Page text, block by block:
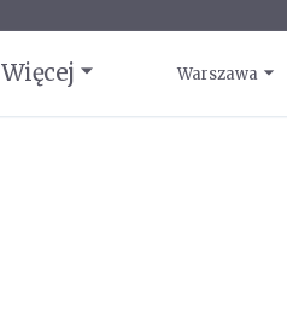
Więcej Warszawa